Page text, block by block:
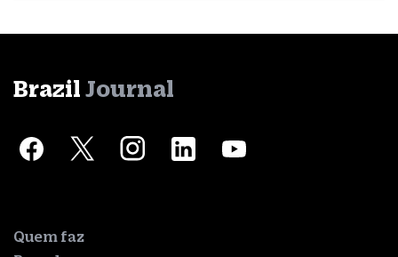
Brazil Journal
Quem faz